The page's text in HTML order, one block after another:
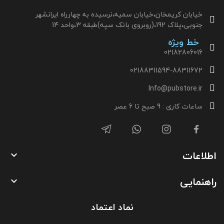
خیابان کریمخان،خیابان سمیه،نرسیده به چهارراه ایرانشهر
جنوبی،پلاک 192،(روبروی بانک سپه)طبقه 3،واحد 14
خط ویژه
02182806016
02188311594-88311672
Info@pubstore.ir
ساعات کاری : 9 صبح تا 6 عصر
اطلاعات 
راهنمایی 
نماد اعتماد